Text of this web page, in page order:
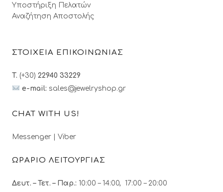
Υποστήριξη Πελατών
Αναζήτηση Αποστολής
ΣΤΟΙΧΕΙΑ ΕΠΙΚΟΙΝΩΝΙΑΣ
T. (+30) 22940 33229
e-mail: sales@jewelryshop.gr
CHAT WITH US!
Messenger Viber
ΩΡΑΡΙΟ ΛΕΙΤΟΥΡΓΙΑΣ
Δευτ. – Τετ. – Παρ.: 10:00 – 14:00, 17:00 – 20:00